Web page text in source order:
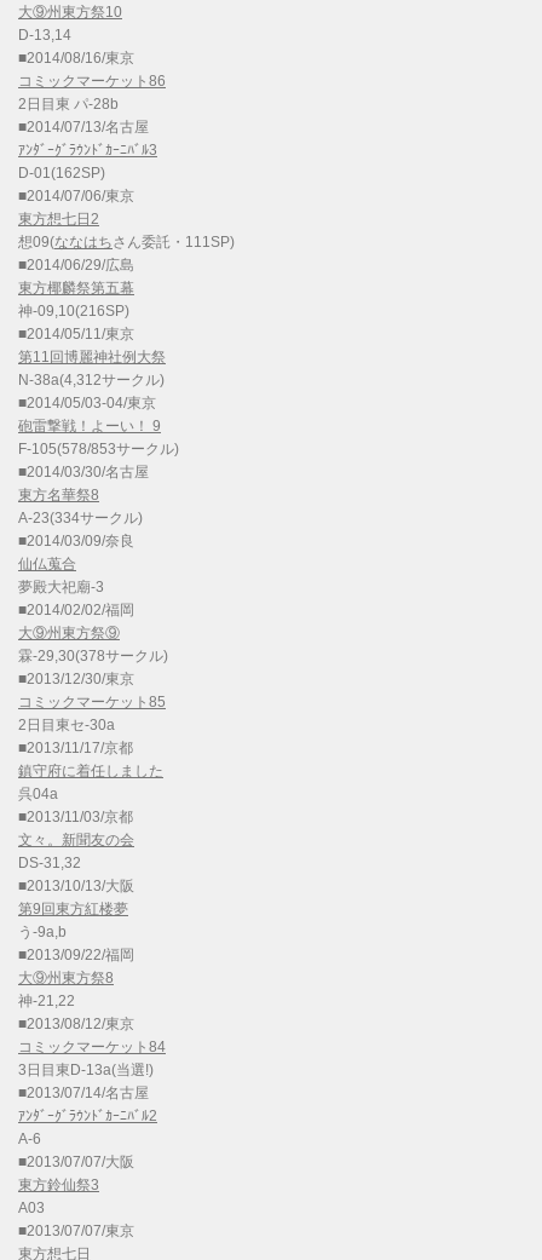
大⑨州東方祭10
D-13,14
■2014/08/16/東京
コミックマーケット86
2日目東 パ-28b
■2014/07/13/名古屋
ｱﾝﾀﾞｰｸﾞﾗｳﾝﾄﾞｶｰﾆﾊﾞﾙ3
D-01(162SP)
■2014/07/06/東京
東方想七日2
想09(ななはちさん委託・111SP)
■2014/06/29/広島
東方椰麟祭第五幕
神-09,10(216SP)
■2014/05/11/東京
第11回博麗神社例大祭
N-38a(4,312サークル)
■2014/05/03-04/東京
砲雷撃戦！よーい！ 9
F-105(578/853サークル)
■2014/03/30/名古屋
東方名華祭8
A-23(334サークル)
■2014/03/09/奈良
仙仏蒐合
夢殿大祀廟-3
■2014/02/02/福岡
大⑨州東方祭⑨
霖-29,30(378サークル)
■2013/12/30/東京
コミックマーケット85
2日目東セ-30a
■2013/11/17/京都
鎮守府に着任しました
呉04a
■2013/11/03/京都
文々。新聞友の会
DS-31,32
■2013/10/13/大阪
第9回東方紅楼夢
う-9a,b
■2013/09/22/福岡
大⑨州東方祭8
神-21,22
■2013/08/12/東京
コミックマーケット84
3日目東D-13a(当選!)
■2013/07/14/名古屋
ｱﾝﾀﾞｰｸﾞﾗｳﾝﾄﾞｶｰﾆﾊﾞﾙ2
A-6
■2013/07/07/大阪
東方鈴仙祭3
A03
■2013/07/07/東京
東方想七日